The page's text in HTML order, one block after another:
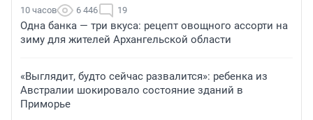
10 часов 6 446 19
Одна банка — три вкуса: рецепт овощного ассорти на
зиму для жителей Архангельской области
«Выглядит, будто сейчас развалится»: ребенка из
Австралии шокировало состояние зданий в
Приморье